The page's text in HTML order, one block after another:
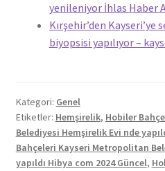
yenileniyor İhlas Haber
Kırşehir’den
biyopsisi yapılıyor –
Kategori: Genel
Etiketler: Hemşirelik, Hobiler
Belediyesi Hemşirelik Evi nde
Bahçeleri Kayseri Metropolitan
yapıldı Hibya com 2024 Güncel,